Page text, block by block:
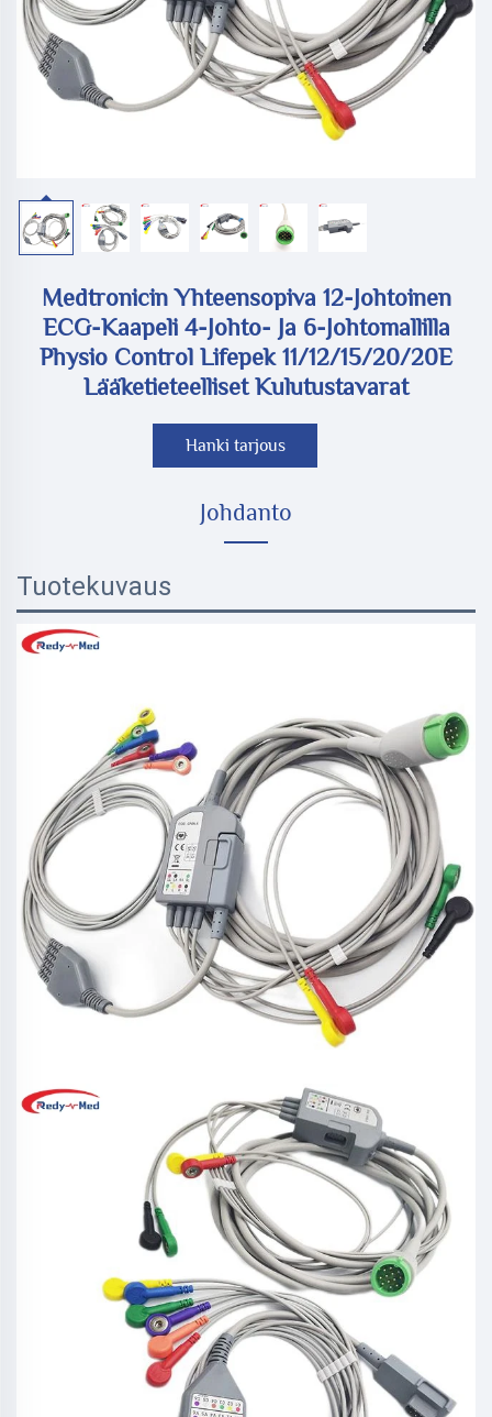
Medtronicin Yhteensopiva 12-Johtoinen
ECG-Kaapeli 4-Johto- Ja 6-Johtomallilla
Physio Control Lifepek 11/12/15/20/20E
Lääketieteelliset Kulutustavarat
Hanki tarjous
Johdanto
Tuotekuvaus